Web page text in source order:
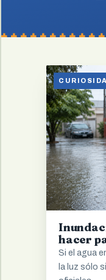
hacer
Si el agua
la luz sólo